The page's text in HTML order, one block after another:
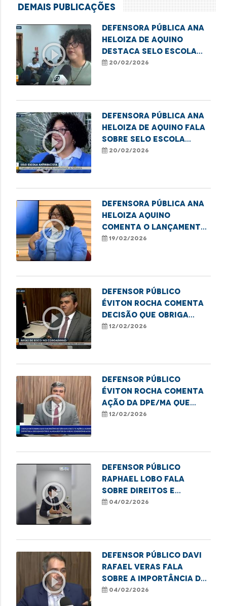
Demais Publicações
play_circle_outline
Defensora Pública Ana
Heloiza de Aquino
destaca Selo Escola
Antirracista em
20/02/2026
play_circle_outline
Defensora Pública Ana
Heloiza de Aquino fala
sobre Selo Escola
Antirracista em
20/02/2026
play_circle_outline
Defensora pública Ana
Heloiza Aquino
comenta o lançamento
do Selo Escola
19/02/2026
play_circle_outline
Defensor público
Éviton Rocha comenta
decisão que obriga
obras emergenciais no
12/02/2026
play_circle_outline
Defensor Público
Éviton Rocha comenta
ação da DPE/MA que
garante obras e
12/02/2026
play_circle_outline
Defensor Público
Raphael Lobo fala
sobre direitos e
deveres na pensão
04/02/2026
play_circle_outline
Defensor público Davi
Rafael Veras fala
sobre a importância da
lei Infância e
04/02/2026